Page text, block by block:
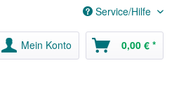
Service/Hilfe
Mein Konto 0,00 € *